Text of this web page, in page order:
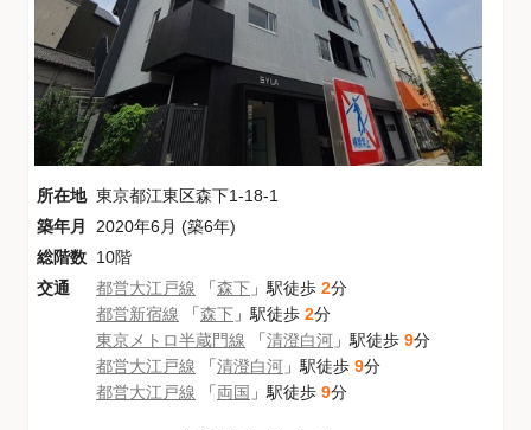
所在地 東京都江東区森下1-18-1
築年月
2020年6月 (築6年)
総階数 10階
交通
都営大江戸線 「森下 」駅徒歩 2分
都営新宿線 「森下 」駅徒歩 2分
東京メトロ半蔵門線 「清澄白河 」駅徒歩 9分
都営大江戸線 「清澄白河 」駅徒歩 9分
都営大江戸線 「両国 」駅徒歩 9分